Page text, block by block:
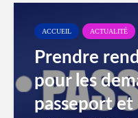
ACCUEIL ACTUALITÉ
Prendre
pour les
passeport et